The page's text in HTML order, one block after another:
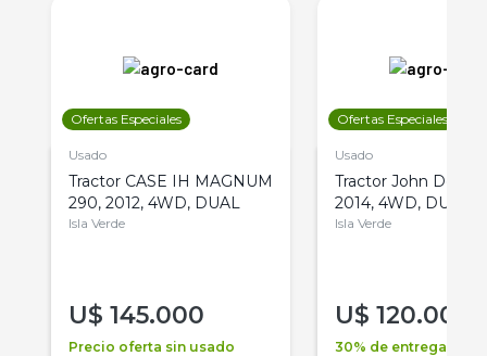
Ofertas Especiales
Usado
Tractor CASE IH MAGNUM
290, 2012, 4WD, DUAL
Isla Verde
U$ 145.000
Precio oferta sin usado
Ofertas Especiales
Usado
Tractor John Deere
2014, 4WD, DUAL
Isla Verde
U$ 120.000
30% de entrega +